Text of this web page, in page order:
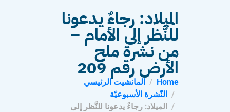
الميلاد: رجاءٌ يدعونا
للنَّظر إلى الأمام –
من نشرة ملح
الأرض رقم 209
Home
المانشيت الرئيسي
النّشرة الأسبوعيّة
الميلاد: رجاءٌ يدعونا للنَّظر إلى